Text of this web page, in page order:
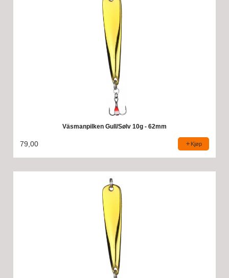
Väsmanpilken Gull/Sølv 10g - 62mm
79,00 Kjøp